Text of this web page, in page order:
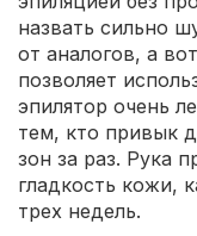
назвать сильно
от аналогов, а
позволяет
эпилятор очень
тем, кто привык
зон за раз. Рука
гладкость кожи,
трех недель.